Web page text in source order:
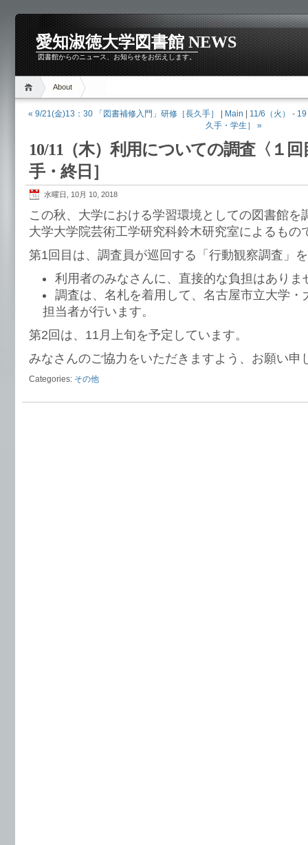
愛知淑徳大学図書館 NEWS
図書館からのニュース、お知らせをお伝えします。
About
« 9/21(金)13：30 「図書補修入門」研修［長久手］ Main
11/6（火） -
久手・学生］ »
10/11（木）利用についての調査〈１
手・終日］
水曜日, 10月 10, 2018
この秋、大学における学習環境としての図書館を
大学大学院芸術工学研究科鈴木研究室によるもの
第1回目は、調査員が巡回する「行動観察調査」
利用者のみなさんに、直接的な負担はありま
調査は、名札を着用して、名古屋市立大学・
担当者が行います。
第2回は、11月上旬を予定しています。
みなさんのご協力をいただきますよう、お願い申
Categories: その他